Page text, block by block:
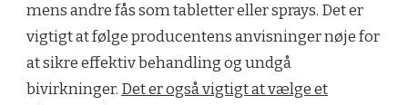
mens andre fås som tabletter eller sprays. Det er
vigtigt at følge producentens anvisninger nøje for
at sikre effektiv behandling og undgå
bivirkninger. Det er også vigtigt at vælge et